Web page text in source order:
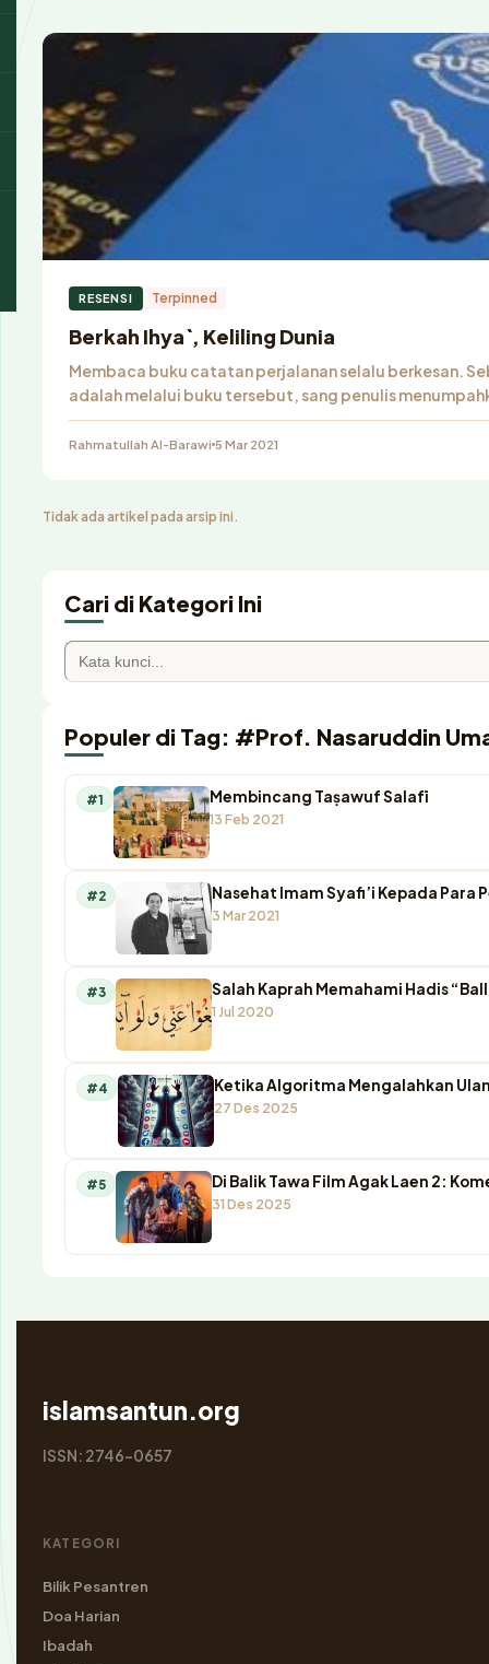
RESENSI Terpinned
Berkah Ihya`, Keliling Dunia
Membaca buku catatan perjalanan selalu berkesan.
adalah melalui buku tersebut, sang penulis
Rahmatullah Al-Barawi 5 Mar 2021
Tidak ada artikel pada arsip ini.
Cari di Kategori Ini
Populer di Tag: #Prof. Nasaruddin
#1 Membincang Taṣawuf Salafī
13 Feb 2021
#2 Nasehat Imam Syafi’i Kepada Para
3 Mar 2021
#3 Salah Kaprah Memahami Hadis
1 Jul 2020
#4 Ketika Algoritma Mengalahkan
27 Des 2025
#5 Di Balik Tawa Film Agak Laen 2:
31 Des 2025
islamsantun.org
ISSN: 2746-0657
KATEGORI
Bilik Pesantren
Doa Harian
Ibadah